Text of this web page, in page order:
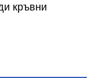
кръвни